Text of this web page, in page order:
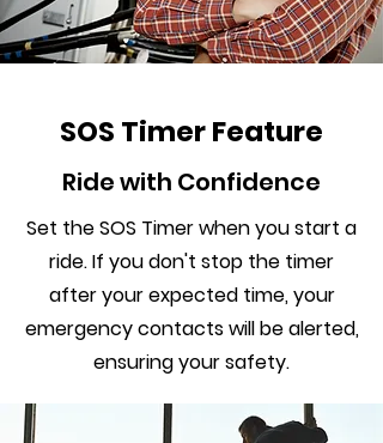
SOS Timer Feature
Ride with Confidence
Set the SOS Timer when you start a
ride. If you don't stop the timer
after your expected time, your
emergency contacts will be alerted,
ensuring your safety.